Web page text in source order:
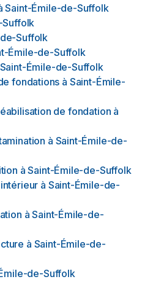
Saint-Émile-de-Suffolk
Suffolk
Émile-de-Suffolk
Saint-Émile-de-Suffolk
fondations à Saint-Émile-
de fondation à
à Saint-Émile-de-
à Saint-Émile-de-Suffolk
à Saint-Émile-de-
à Saint-Émile-de-
à Saint-Émile-de-
de-Suffolk